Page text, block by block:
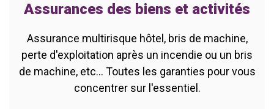
Assurances des biens et activités
Assurance multirisque hôtel, bris de machine,
perte d'exploitation après un incendie ou un bris
de machine, etc... Toutes les garanties pour vous
concentrer sur l'essentiel.